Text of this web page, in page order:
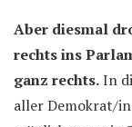
Aber diesmal
rechts ins
ganz rechts.In
aller Demokrat/